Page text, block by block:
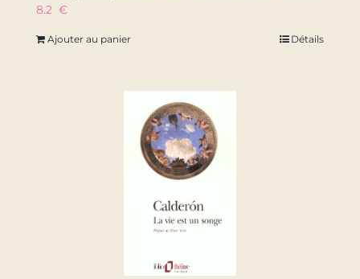
8.2 €
Ajouter au panier Détails